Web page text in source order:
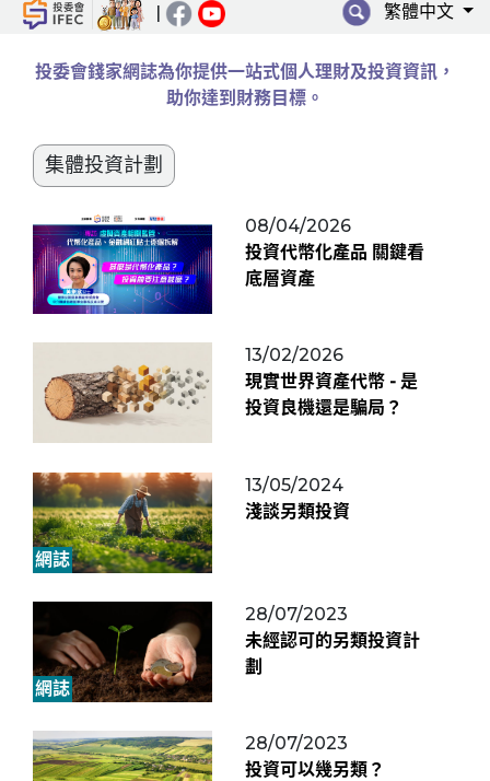
| 繁體中文
投委會錢家網誌為你提供一站式個人理財及投資資訊，
助你達到財務目標。
集體投資計劃
08/04/2026
投資代幣化產品 關鍵看
底層資產
13/02/2026
現實世界資產代幣 - 是
投資良機還是騙局？
網誌
13/05/2024
淺談另類投資
網誌
28/07/2023
未經認可的另類投資計
劃
28/07/2023
投資可以幾另類？